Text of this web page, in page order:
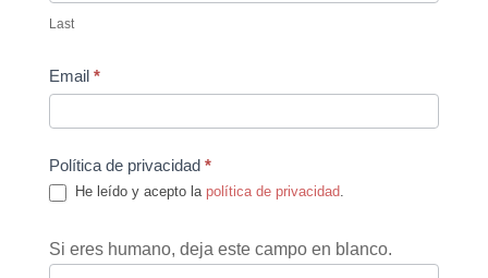
Last
Email *
Política de privacidad *
He leído y acepto la política de privacidad.
Si eres humano, deja este campo en blanco.